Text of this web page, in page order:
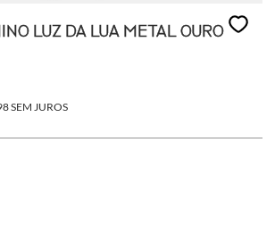
LUZ DA LUA METAL OURO
SEM JUROS